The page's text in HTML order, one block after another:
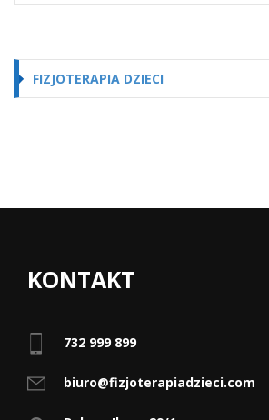
FIZJOTERAPIA DZIECI
KONTAKT
732 999 899
biuro@fizjoterapiadzieci.com